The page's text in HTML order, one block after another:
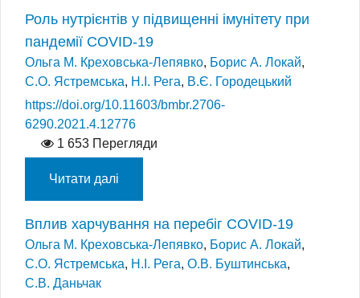
Роль нутрієнтів у підвищенні імунітету при
пандемії COVID-19
Ольга М. Креховська-Лепявко, Борис А. Локай,
С.О. Ястремська, Н.І. Рега, В.Є. Городецький
https://doi.org/10.11603/bmbr.2706-
6290.2021.4.12776
1 653 Перегляди
Читати далі
Вплив харчування на перебіг COVID-19
Ольга М. Креховська-Лепявко, Борис А. Локай,
С.О. Ястремська, Н.І. Рега, О.В. Буштинська,
С.В. Даньчак